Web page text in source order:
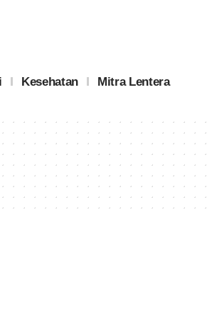
Kesehatan Mitra Lentera